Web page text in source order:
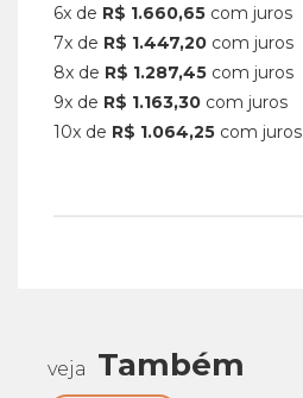
6x de R$ 1.660,65 com juros
7x de R$ 1.447,20 com juros
8x de R$ 1.287,45 com juros
9x de R$ 1.163,30 com juros
10x de R$ 1.064,25 com juros
veja Também